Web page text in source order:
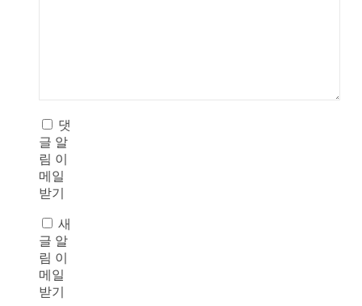
댓
글 알
림 이
메일
받기
새
글 알
림 이
메일
받기